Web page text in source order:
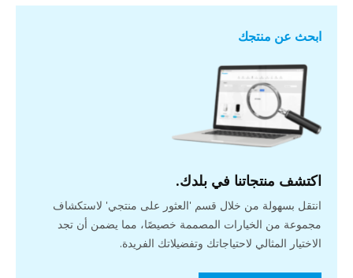
ابحث عن منتجك
اكتشف منتجاتنا في بلدك.
انتقل بسهولة من خلال قسم 'العثور على منتجي' لاستكشاف
مجموعة من الخيارات المصممة خصيصًا، مما يضمن أن تجد
الاختيار المثالي لاحتياجاتك وتفضيلاتك الفريدة.